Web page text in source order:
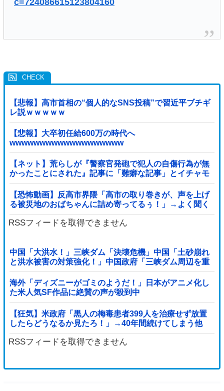
c=724086615123804160
【悲報】高市首相の“個人的なSNS投稿”で習近平ブチギ
レ説ｗｗｗｗｗ
【悲報】大卒初任給600万の時代へ
wwwwwwwwwwwwwwwwwww
【ネット】荒らしが『警察官発砲で犯人の自傷行為が無
かったことにされた』記事に「難癖な記事」とイチャモ
ン→自傷行為の動画が拡散してマスゴミの偏向報...
【恐怖動画】反高市界隈「高市の取り巻きが、声を上げ
る被災地のおばちゃんに詰め寄ってるぅ！」→よく聞く
と何やらヤバいことを言っていると話題に…
RSSフィードを取得できません
中国「大洪水！」三峡ダム「決壊危機」中国「土砂崩れ
と洪水被害の対策強化！」中国政府「三峡ダム周辺を重
点強化」中国ダム「決壊」中国「現場封鎖！（空撮削
除」→
海外「ディズニーがゴミのようだ！」日本がアニメ化し
た米人気SF作品に絶賛の声が殺到中
【狂気】米政府「黒人の梅毒患者399人を治療せず放置
したらどうなるか見たろ！」→40年間続けてしまう他
RSSフィードを取得できません